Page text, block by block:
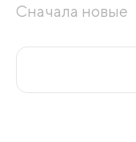
Сначала новые